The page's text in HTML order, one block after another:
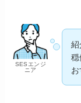
SESエンジ
ニア
紹
穏